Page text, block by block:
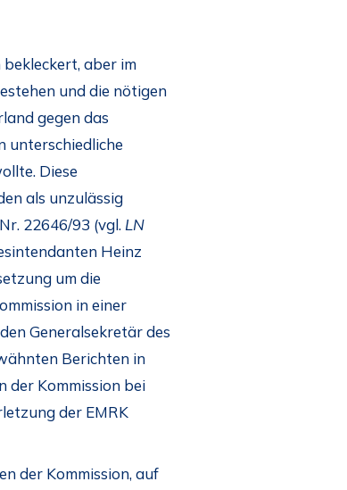
aber im
und die nötigen
gegen das
unterschiedliche
Diese
als unzulässig
Nr. 22646/93 (vgl.LN
Heinz
um die
in einer
Generalsekretär des
Berichten in
der Kommission bei
der EMRK
der Kommission, auf